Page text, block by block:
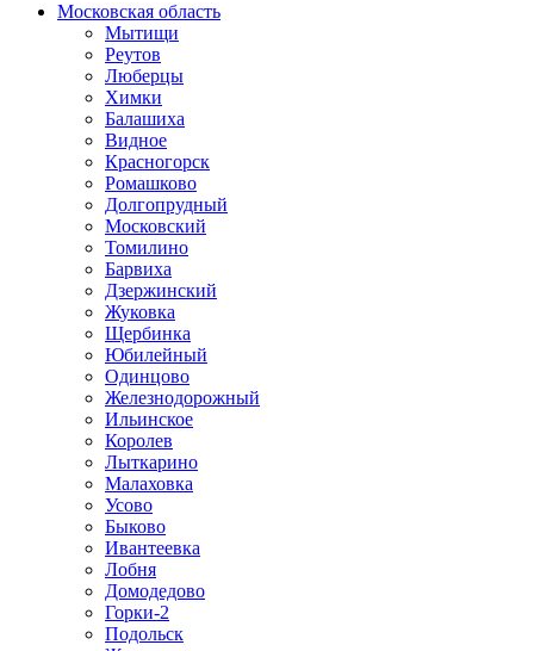
Московская область
Мытищи
Реутов
Люберцы
Химки
Балашиха
Видное
Красногорск
Ромашково
Долгопрудный
Московский
Томилино
Барвиха
Дзержинский
Жуковка
Щербинка
Юбилейный
Одинцово
Железнодорожный
Ильинское
Королев
Лыткарино
Малаховка
Усово
Быково
Ивантеевка
Лобня
Домодедово
Горки-2
Подольск